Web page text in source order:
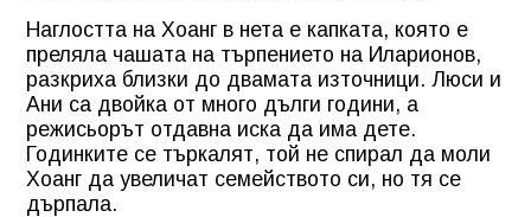
Наглостта на Хоанг в нета е капката, която е
преляла чашата на търпението на Иларионов,
разкриха близки до двамата източници. Люси и
Ани са двойка от много дълги години, а
режисьорът отдавна иска да има дете.
Годинките се търкалят, той не спирал да моли
Хоанг да увеличат семейството си, но тя се
дърпала.